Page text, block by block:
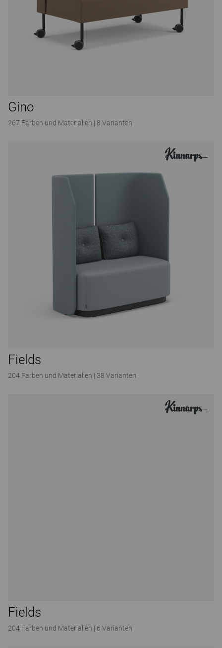
Gino
267 Farben und Materialien | 8 Varianten
Fields
204 Farben und Materialien | 38 Varianten
Fields
204 Farben und Materialien | 6 Varianten